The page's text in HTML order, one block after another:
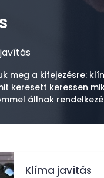
meg a kifejezésre:
keresett keressen
állnak
Klíma javítás